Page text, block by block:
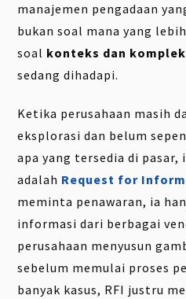
manajemen pengadaan
bukan soal mana yang
soal konteks dan
sedang dihadapi.
Ketika perusahaan masih
eksplorasi dan belum
apa yang tersedia di
adalah Request for
meminta penawaran, ia
informasi dari berbagai
perusahaan menyusun
sebelum memulai proses
banyak kasus, RFI justru